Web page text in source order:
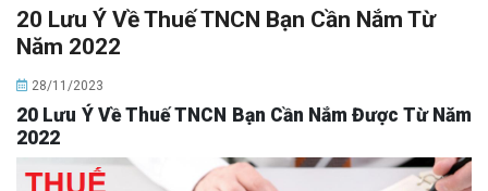
20 Lưu Ý Về Thuế TNCN Bạn Cần Nắm Từ
Năm 2022
28/11/2023
20 Lưu Ý Về Thuế TNCN Bạn Cần Nắm Được Từ Năm
2022